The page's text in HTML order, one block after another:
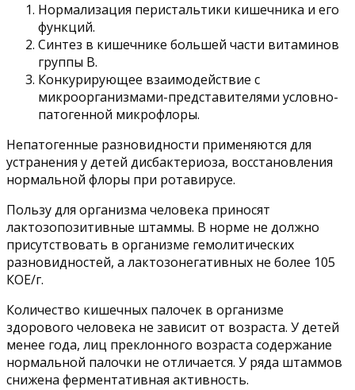
Нормализация перистальтики кишечника и его
функций.
Синтез в кишечнике большей части витаминов
группы В.
Конкурирующее взаимодействие с
микроорганизмами-представителями условно-
патогенной микрофлоры.
Непатогенные разновидности применяются для
устранения у детей дисбактериоза, восстановления
нормальной флоры при ротавирусе.
Пользу для организма человека приносят
лактозопозитивные штаммы. В норме не должно
присутствовать в организме гемолитических
разновидностей, а лактозонегативных не более 105
КОЕ/г.
Количество кишечных палочек в организме
здорового человека не зависит от возраста. У детей
менее года, лиц преклонного возраста содержание
нормальной палочки не отличается. У ряда штаммов
снижена ферментативная активность.